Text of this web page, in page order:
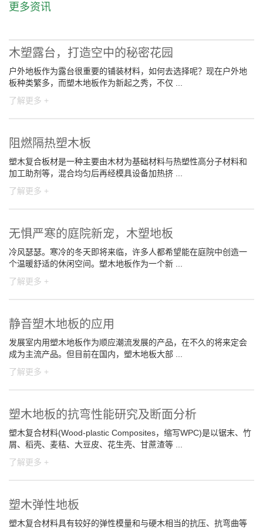
更多资讯
木塑露台，打造空中的秘密花园
户外地板作为露台很重要的铺装材料，如何去选择呢？现在户外地
板种类繁多，而塑木地板作为新起之秀，不仅 ...
了解更多 +
阻燃隔热塑木板
塑木复合板材是一种主要由木材为基础材料与热塑性高分子材料和
加工助剂等，混合均匀后再经模具设备加热挤 ...
了解更多 +
无惧严寒的庭院新宠，木塑地板
冷风瑟瑟。寒冷的冬天即将来临，许多人都希望能在庭院中创造一
个温暖舒适的休闲空间。塑木地板作为一个新 ...
了解更多 +
静音塑木地板的应用
发展室内用塑木地板作为顺应潮流发展的产品，在不久的将来定会
成为主流产品。但目前在国内，塑木地板大部 ...
了解更多 +
塑木地板的抗弯性能研究及断面分析
塑木复合材料(Wood-plastic Composites，缩写WPC)是以锯末、竹
屑、稻壳、麦秸、大豆皮、花生壳、甘蔗渣等 ...
了解更多 +
塑木弹性地板
塑木复合材料具有较好的弹性模量和与硬木相当的抗压、抗弯曲等